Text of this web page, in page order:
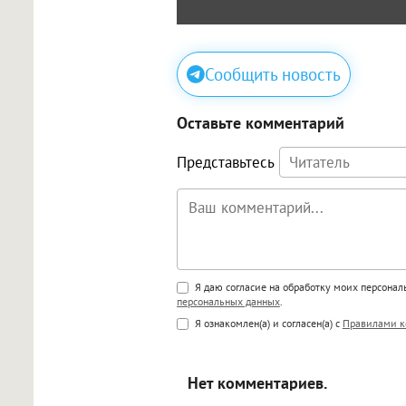
Сообщить новость
Оставьте комментарий
Представьтесь
Поддержка HTML
<b>, <strong>, <u>, <i>, <em>,
<blockquote>, <code>
Я даю согласие на обработку моих
персональных данных.
Я ознакомлен(а) и согласен(а) с Правилами
Нет комментариев.